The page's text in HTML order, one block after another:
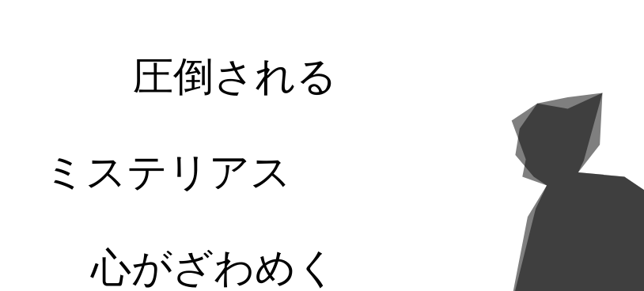
心がざわめく
ミステリアス
圧倒される